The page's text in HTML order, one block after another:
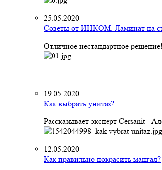
25.05.2020
Советы от ИНКОМ. Ламинат на
Отличное нестандартное
19.05.2020
Как выбрать унитаз?
Рассказывает эксперт Cersanit -
12.05.2020
Как правильно покрасить мангал?